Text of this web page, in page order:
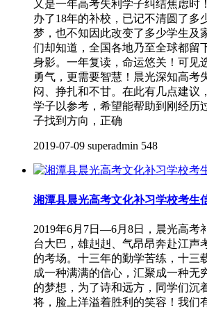
又是一年高考失利学子纠结焦虑时
办了18年的补校，已记不清圆了多
梦，也不知因此改变了多少学生及
们却知道，全国各地乃至全球都留
身影。一年复读，命运悠关！可见
勇气，更需要智慧！晨光深知高考
闷、挣扎和不甘。在此有几点建议
学子以参考，希望能帮助到刚经历
子找到方向，正确
2019-07-09 superadmin 548
湘潭县晨光高考文化补习学校考生
2019年6月7日—6月8日，晨光高考
台大巴，雄赳赳、气昂昂奔赴江声
的考场。十三年的勤学苦练，十三
成一种满满的信心，汇聚成一种无
的梦想，为了诗和远方，同学们沉
将，脸上洋溢着胜利的笑容！我们